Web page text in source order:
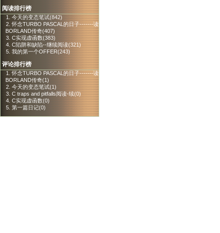
阅读排行榜
1. 今天的变态笔试(842)
2. 怀念TURBO PASCAL的日子-------读
BORLAND传奇(407)
3. C实现虚函数(383)
4. C陷阱和缺陷--继续阅读(321)
5. 我的第一个OFFER(243)
评论排行榜
1. 怀念TURBO PASCAL的日子-------读
BORLAND传奇(1)
2. 今天的变态笔试(1)
3. C traps and pitfalls阅读-续(0)
4. C实现虚函数(0)
5. 第一篇日记(0)